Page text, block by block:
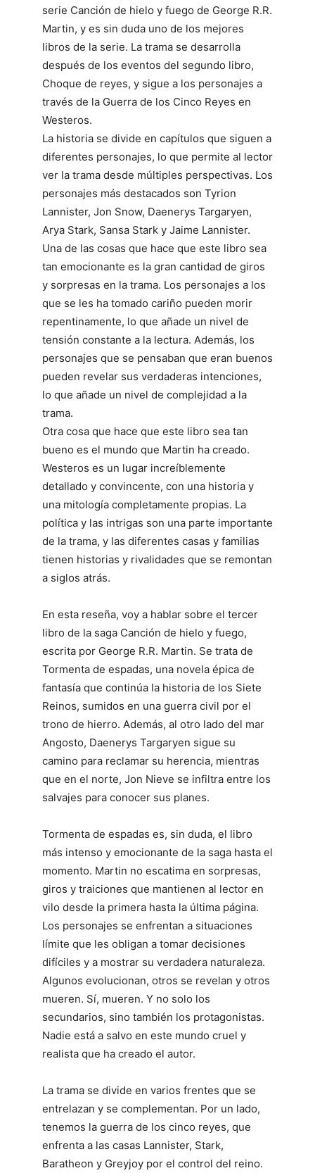
serie Canción de hielo y fuego de George R.R.
Martin, y es sin duda uno de los mejores
libros de la serie. La trama se desarrolla
después de los eventos del segundo libro,
Choque de reyes, y sigue a los personajes a
través de la Guerra de los Cinco Reyes en
Westeros.
La historia se divide en capítulos que siguen a
diferentes personajes, lo que permite al lector
ver la trama desde múltiples perspectivas. Los
personajes más destacados son Tyrion
Lannister, Jon Snow, Daenerys Targaryen,
Arya Stark, Sansa Stark y Jaime Lannister.
Una de las cosas que hace que este libro sea
tan emocionante es la gran cantidad de giros
y sorpresas en la trama. Los personajes a los
que se les ha tomado cariño pueden morir
repentinamente, lo que añade un nivel de
tensión constante a la lectura. Además, los
personajes que se pensaban que eran buenos
pueden revelar sus verdaderas intenciones,
lo que añade un nivel de complejidad a la
trama.
Otra cosa que hace que este libro sea tan
bueno es el mundo que Martin ha creado.
Westeros es un lugar increíblemente
detallado y convincente, con una historia y
una mitología completamente propias. La
política y las intrigas son una parte importante
de la trama, y las diferentes casas y familias
tienen historias y rivalidades que se remontan
a siglos atrás.
En esta reseña, voy a hablar sobre el tercer
libro de la saga Canción de hielo y fuego,
escrita por George R.R. Martin. Se trata de
Tormenta de espadas, una novela épica de
fantasía que continúa la historia de los Siete
Reinos, sumidos en una guerra civil por el
trono de hierro. Además, al otro lado del mar
Angosto, Daenerys Targaryen sigue su
camino para reclamar su herencia, mientras
que en el norte, Jon Nieve se infiltra entre los
salvajes para conocer sus planes.
Tormenta de espadas es, sin duda, el libro
más intenso y emocionante de la saga hasta el
momento. Martin no escatima en sorpresas,
giros y traiciones que mantienen al lector en
vilo desde la primera hasta la última página.
Los personajes se enfrentan a situaciones
límite que les obligan a tomar decisiones
difíciles y a mostrar su verdadera naturaleza.
Algunos evolucionan, otros se revelan y otros
mueren. Sí, mueren. Y no solo los
secundarios, sino también los protagonistas.
Nadie está a salvo en este mundo cruel y
realista que ha creado el autor.
La trama se divide en varios frentes que se
entrelazan y se complementan. Por un lado,
tenemos la guerra de los cinco reyes, que
enfrenta a las casas Lannister, Stark,
Baratheon y Greyjoy por el control del reino.